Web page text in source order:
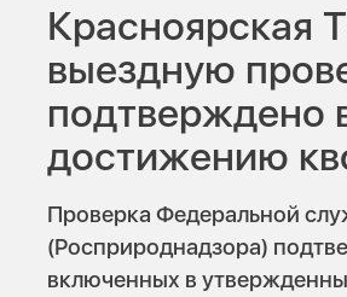
Красноярская
выездную
подтверждено
достижению
Проверка Федеральной
(Росприроднадзора)
включенных в